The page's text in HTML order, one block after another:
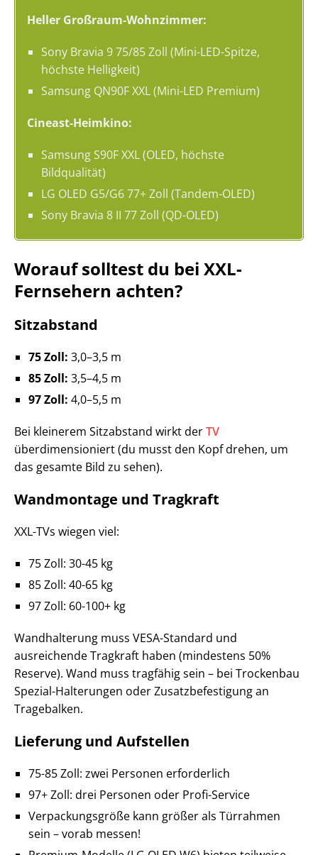
Heller Großraum-Wohnzimmer:
Sony Bravia 9 75/85 Zoll (Mini-LED-Spitze,
höchste Helligkeit)
Samsung QN90F XXL (Mini-LED Premium)
Cineast-Heimkino:
Samsung S90F XXL (OLED, höchste
Bildqualität)
LG OLED G5/G6 77+ Zoll (Tandem-OLED)
Sony Bravia 8 II 77 Zoll (QD-OLED)
Worauf solltest du bei XXL-
Fernsehern achten?
Sitzabstand
75 Zoll: 3,0–3,5 m
85 Zoll: 3,5–4,5 m
97 Zoll: 4,0–5,5 m
Bei kleinerem Sitzabstand wirkt derTV
überdimensioniert (du musst den Kopf drehen, um
das gesamte Bild zu sehen).
Wandmontage und Tragkraft
XXL-TVs wiegen viel:
75 Zoll: 30-45 kg
85 Zoll: 40-65 kg
97 Zoll: 60-100+ kg
Wandhalterung muss VESA-Standard und
ausreichende Tragkraft haben (mindestens 50%
Reserve). Wand muss tragfähig sein – bei Trockenbau
Spezial-Halterungen oder Zusatzbefestigung an
Tragebalken.
Lieferung und Aufstellen
75-85 Zoll: zwei Personen erforderlich
97+ Zoll: drei Personen oder Profi-Service
Verpackungsgröße kann größer als Türrahmen
sein – vorab messen!